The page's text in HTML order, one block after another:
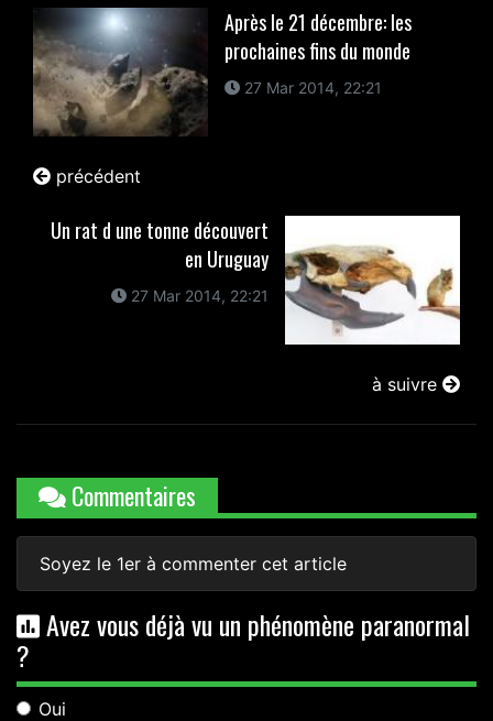
Après le 21 décembre: les
prochaines fins du monde
27 Mar 2014, 22:21
précédent
Un rat d une tonne découvert
en Uruguay
27 Mar 2014, 22:21
à suivre
Commentaires
Soyez le 1er à commenter cet article
Avez vous déjà vu un phénomène paranormal
?
Oui